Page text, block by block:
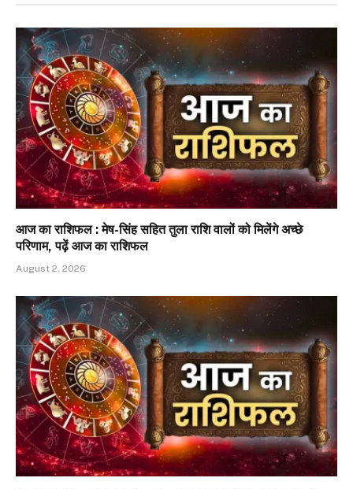
आज का राशिफल : मेष-सिंह सहित तुला राशि वालों को मिलेंगे अच्छे
परिणाम, पढ़ें आज का राशिफल
August 2, 2026